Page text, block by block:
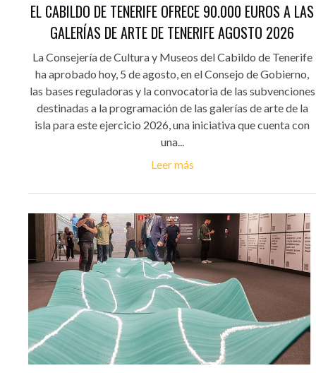
EL CABILDO DE TENERIFE OFRECE 90.000 EUROS A LAS
GALERÍAS DE ARTE DE TENERIFE AGOSTO 2026
La Consejería de Cultura y Museos del Cabildo de Tenerife
ha aprobado hoy, 5 de agosto, en el Consejo de Gobierno,
las bases reguladoras y la convocatoria de las subvenciones
destinadas a la programación de las galerías de arte de la
isla para este ejercicio 2026, una iniciativa que cuenta con
una...
Leer más